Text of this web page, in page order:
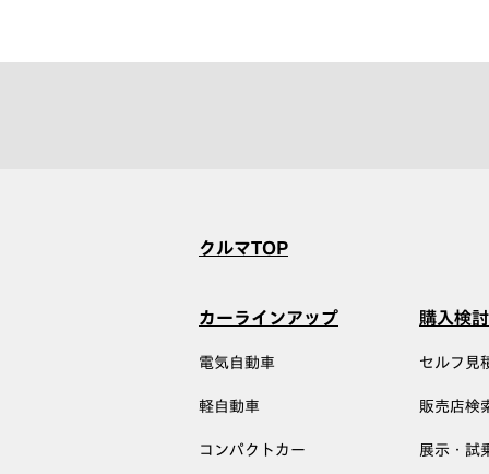
クルマTOP
カーラインアップ
電気自動車
軽自動車
コンパクトカー
購入検
セルフ見
販売店検
展示・試